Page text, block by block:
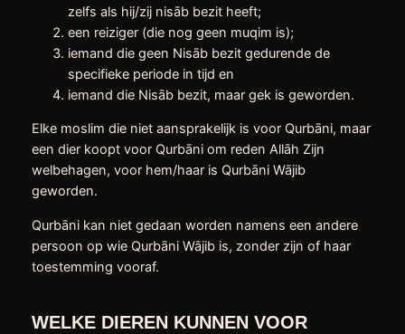
zelfs als hij/zij nisāb bezit heeft;
een reiziger (die nog geen muqim is);
iemand die geen Nisāb bezit gedurende de
specifieke periode in tijd en
iemand die Nisāb bezit, maar gek is geworden.
Elke moslim die niet aansprakelijk is voor Qurbāni, maar
een dier koopt voor Qurbāni om reden Allāh Zijn
welbehagen, voor hem/haar is Qurbāni Wājib
geworden.
Qurbāni kan niet gedaan worden namens een andere
persoon op wie Qurbāni Wājib is, zonder zijn of haar
toestemming vooraf.
WELKE DIEREN KUNNEN VOOR